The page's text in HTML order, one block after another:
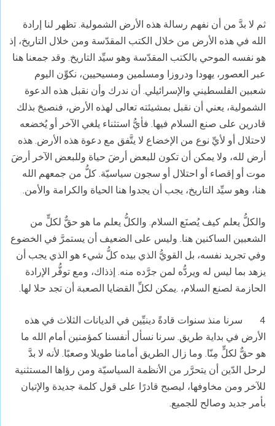
ثم لا بدَّ من أن نفهم رسالة هذه الأرض الشمولية. تظهر لنا إرادة
الله في هذه الأرض من خلال الكتب المقدّسة ومن خلال التاريخ، إذ
هو نفسه الموحي بالكتب المقدّسة وهو سيِّد التاريخ. وقد جمعنا هنا
عبر العصور، يهودا ودروزا ومسلمين ومسيحيين، نكوِّن اليوم
شعبين الفلسطيني والإسرائيلي. أن ندرك وأن نقبل هذه الدعوة
الشمولية، يعني أن نقبل بمشيئته تعالى لهذه الأرض، فنصبحَ بذلك
قادرين على صنع السلام فيها. فأيُّ استثناء يلغي الآخر أو يُخضعه
لاحتلال أو لأيِّ نوع من الإخضاع لا يتَّفق مع دعوة هذه الأرض. هذه
أرض لله، ولا يمكن أن تكون للبعض أرضَ حياة وللبعض الآخر أرضَ
موت أو إقصاء أو احتلال أو سجون سياسيّة. كلُّ من جمعهم الله
هنا، وهو سيِّد التاريخ، يجب أن يجدوا هنا الحياة والكرامة والأمن.
والكلُّ يعلم كيف يُصنَع السلام. والكلُّ يعلم ما هو حقٌّ لكلٍّ من
الشعبين الساكنين هنا. وليس على الضعيف أن يستمرَّ في الخضوع
وفي تجريد نفسه، بل القويُّ الذي بيده كلُّ شيء هو الذي يجب أن
يزهد بما ليس له ويردُّه لمن جرَّده منه. إذذاك، ومع توفُّر الإرادة
الحازمة لصنع السلام، .يمكن لكلِّ القضايا الصعبة أن تجد حلا لها.
4 سرنا منذ سنوات قادةً دينيِّين في الديانات الثلاث في هذه
الأرض في بداية طريق. سرنا نسأل أنفسنا كمؤمنين أمام الله ما
هو حقٌّ لكلٍّ مِنّا. وما زال الطريق أمامنا طويلا وصعبًا. لأنه لا بدَّ
لرحل الدّين أن يتحرَّر من الأنظمة السياسيّة ومن رؤاها المستثنية
للآخر ومن مخاوفها، ليصبح قادرًا على قول كلمة جديدة والإتيان
بأمر جديد وصالح للجميع.